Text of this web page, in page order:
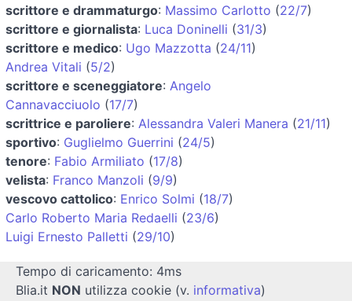
scrittore e drammaturgo: Massimo Carlotto (22/7)
scrittore e giornalista: Luca Doninelli (31/3)
scrittore e medico: Ugo Mazzotta (24/11)
Andrea Vitali (5/2)
scrittore e sceneggiatore: Angelo
Cannavacciuolo (17/7)
scrittrice e paroliere: Alessandra Valeri Manera (21/11)
sportivo: Guglielmo Guerrini (24/5)
tenore: Fabio Armiliato (17/8)
velista: Franco Manzoli (9/9)
vescovo cattolico: Enrico Solmi (18/7)
Carlo Roberto Maria Redaelli (23/6)
Luigi Ernesto Palletti (29/10)
Tempo di caricamento: 4ms
Blia.it NON utilizza cookie (v. informativa)